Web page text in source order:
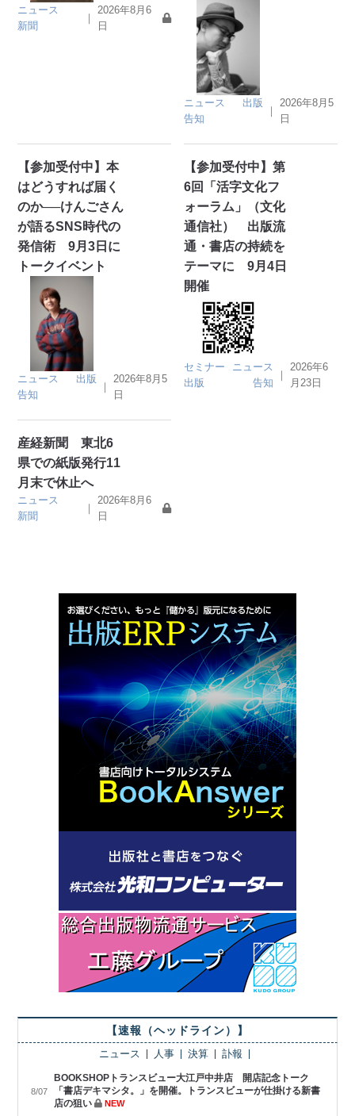
ニュース
新聞
｜
2026年8月6
日
ニュース
出版
告知
｜
2026年8月5
日
【参加受付中】本
はどうすれば届く
のか──けんごさん
が語るSNS時代の
発信術 9月3日に
トークイベント
ニュース
出版
告知
｜
2026年8月5
日
【参加受付中】第
6回「活字文化フ
ォーラム」（文化
通信社） 出版流
通・書店の持続を
テーマに 9月4日
開催
セミナー
ニュース
出版
告知
｜
2026年6
月23日
産経新聞 東北6
県での紙版発行11
月末で休止へ
ニュース
新聞
｜
2026年8月6
日
【速報（ヘッドライン）】
ニュース 人事 決算 訃報
8/07
BOOKSHOPトランスビュー大江戸中井店 開店記念トーク
「書店デキマシタ。」を開催。トランスビューが仕掛ける新書
店の狙い
NEW